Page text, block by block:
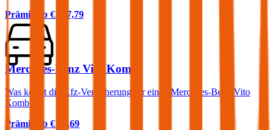
Prämie ab € 117,79
Mercedes-Benz Vito Kombi
Was kostet die Kfz-Versicherung für einen Mercedes-Benz Vito
Kombi?
Prämie ab € 74,69